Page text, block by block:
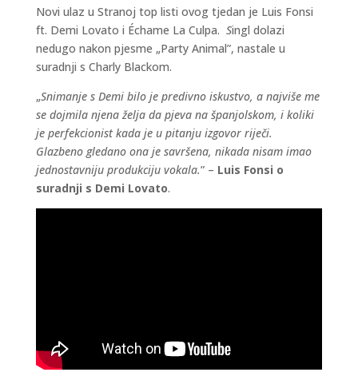
Novi ulaz u Stranoj top listi ovog tjedan je Luis Fonsi
ft. Demi Lovato i Échame La Culpa. Singl dolazi
nedugo nakon pjesme „Party Animal”, nastale u
suradnji s Charly Blackom.
„Snimanje s Demi bilo je predivno iskustvo, a najviše me
se dojmila njena želja da pjeva na španjolskom, i koliki
je perfekcionist kada je u pitanju izgovor riječi.
Glazbeno gledano ona je savršena, nikada nisam imao
jednostavniju produkciju vokala.” – Luis Fonsi o
suradnji s Demi Lovato.